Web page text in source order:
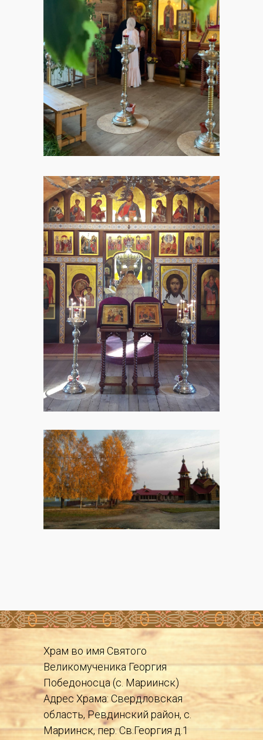
Храм во имя Святого
Великомученика Георгия
Победоносца (с. Мариинск)
Адрес Храма: Свердловская
область, Ревдинский район, с.
Мариинск, пер. Св.Георгия д.1